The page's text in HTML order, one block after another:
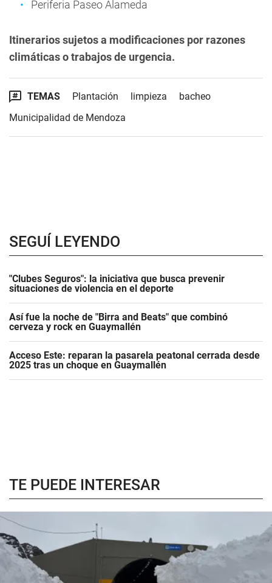
Periferia Paseo Alameda
Itinerarios sujetos a modificaciones por razones
climáticas o trabajos de urgencia.
TEMAS Plantación limpieza
bacheo
Municipalidad de Mendoza
SEGUÍ LEYENDO
"Clubes Seguros": la iniciativa que busca prevenir
situaciones de violencia en el deporte
Así fue la noche de "Birra and Beats" que combinó
cerveza y rock en Guaymallén
Acceso Este: reparan la pasarela peatonal cerrada desde
2025 tras un choque en Guaymallén
TE PUEDE INTERESAR